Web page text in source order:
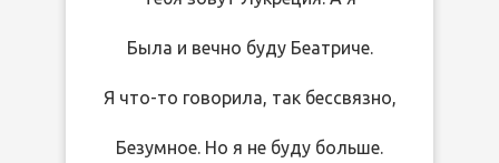
Была и вечно буду Беатриче.
Я что-то говорила, так бессвязно,
Безумное. Но я не буду больше.